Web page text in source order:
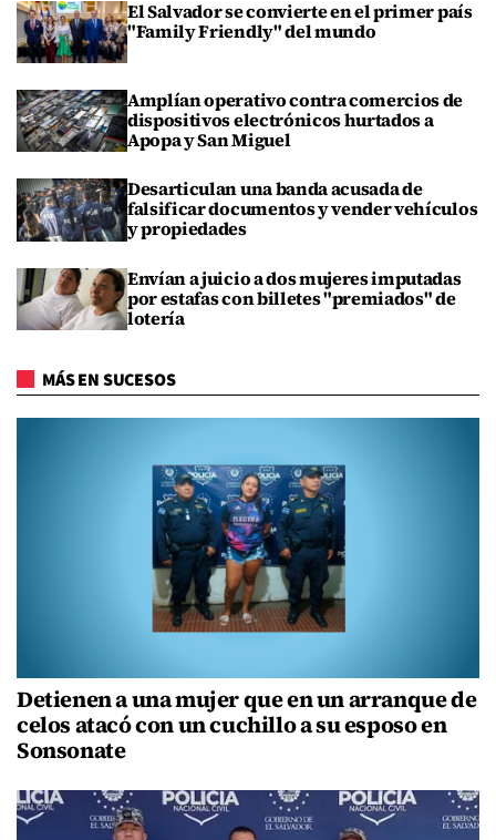
El Salvador se convierte en el primer país
"Family Friendly" del mundo
Amplían operativo contra comercios de
dispositivos electrónicos hurtados a
Apopa y San Miguel
Desarticulan una banda acusada de
falsificar documentos y vender vehículos
y propiedades
Envían a juicio a dos mujeres imputadas
por estafas con billetes "premiados" de
lotería
MÁS EN SUCESOS
Detienen a una mujer que en un arranque de
celos atacó con un cuchillo a su esposo en
Sonsonate